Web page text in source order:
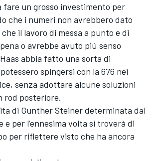
un grosso investimento per
che i numeri non avrebbero dato
il lavoro di messa a punto e di
o avrebbe avuto più senso
abbia fatto una sorta di
spingersi con la 676 nei
senza adottare alcune soluzioni
rod posteriore.
di Gunther Steiner determinata dal
per l’ennesima volta si troverà di
per riflettere visto che ha ancora